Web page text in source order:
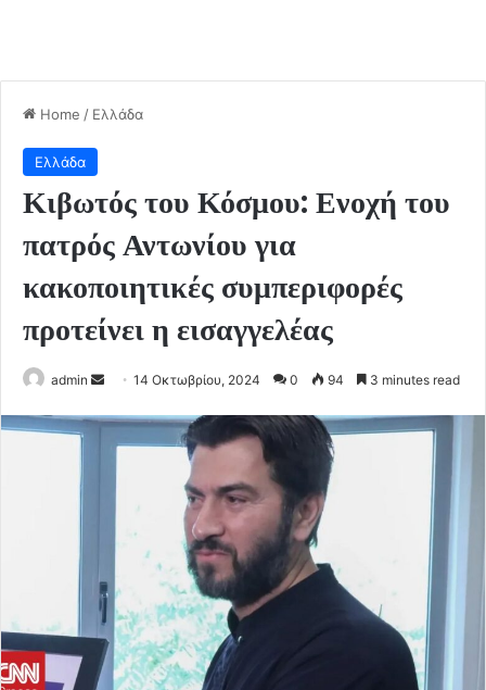
Home / Ελλάδα
Ελλάδα
Κιβωτός του Κόσμου: Ενοχή του
πατρός Αντωνίου για
κακοποιητικές συμπεριφορές
προτείνει η εισαγγελέας
admin
Send
email
14 Οκτωβρίου, 2024 0 94 3 minutes read